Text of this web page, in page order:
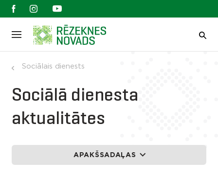
Sociālais dienests
Sociālā dienesta
aktualitātes
APAKŠSADAĻAS